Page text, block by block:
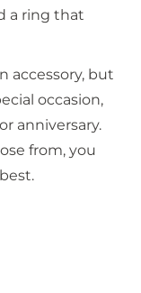
a ring that
accessory, but
occasion,
anniversary.
from, you